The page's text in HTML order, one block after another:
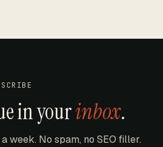
in yourinbox.
week. No spam, no SEO filler.